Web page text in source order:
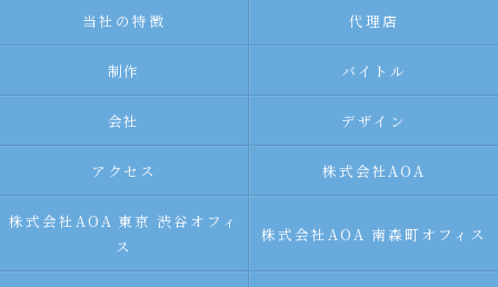
当社の特徴 代理店
制作 バイトル
会社 デザイン
アクセス 株式会社AOA
株式会社AOA 東京 渋谷オフィ
ス
株式会社AOA 南森町オフィス